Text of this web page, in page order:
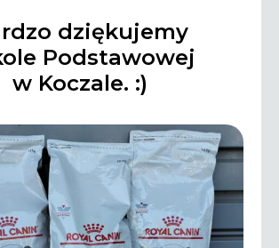
dziękujemy
Podstawowej
w Koczale. :)